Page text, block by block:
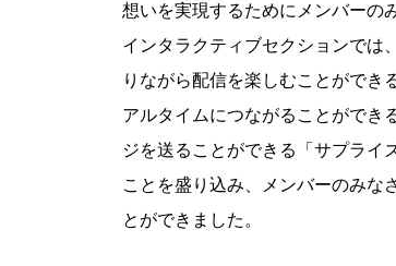
想いを実現するためにメンバーの
インタラクティブセクションでは
りながら配信を楽しむことができ
アルタイムにつながることができ
ジを送ることができる「サプライ
ことを盛り込み、メンバーのみな
とができました。